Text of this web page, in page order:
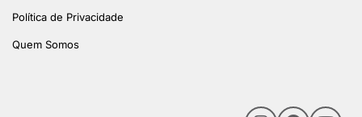
Política de Privacidade
Quem Somos